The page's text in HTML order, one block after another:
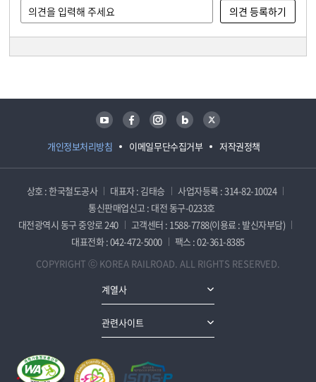
개인정보처리방침 이메일무단수집거부 저작권정책
유튜브 페이스북 인스타그램 블로그 트위터
상호 : 한국철도공사 대표자 : 김태승
사업자등록 : 314-82-10024
통신판매업신고 : 대전 동구-0233호
대전광역시 동구 중앙로 240
고객센터 : 1588-7788(이용료 : 발신자부담)
대표전화 : 042-472-5000
팩스 : 02-361-8385
COPYRIGHT ⓒ KOREA RAILROAD. ALL RIGHTS RESERVED.
계열사
관련사이트